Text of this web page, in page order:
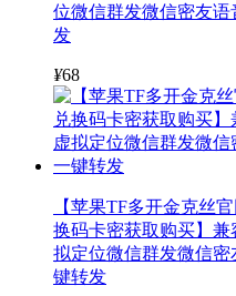
位微信群发微信密友
发
¥68
【苹果TF多开金克丝
换码卡密获取购买】兼
拟定位微信群发微信
键转发